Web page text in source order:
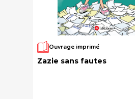
Ouvrage imprimé
Zazie sans fautes